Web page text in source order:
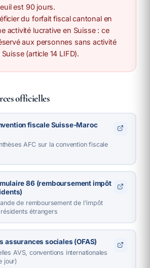
est 90 jours.
du forfait fiscal cantonal en
activité lucrative en Suisse : ce
aux personnes sans activité
(article 14 LIFD).
officielles
fiscale Suisse-Maroc
AFC sur la convention fiscale
86 (remboursement impôt
de remboursement de l'impôt
étrangers
assurances sociales (OFAS)
AVS, conventions internationales
jour)